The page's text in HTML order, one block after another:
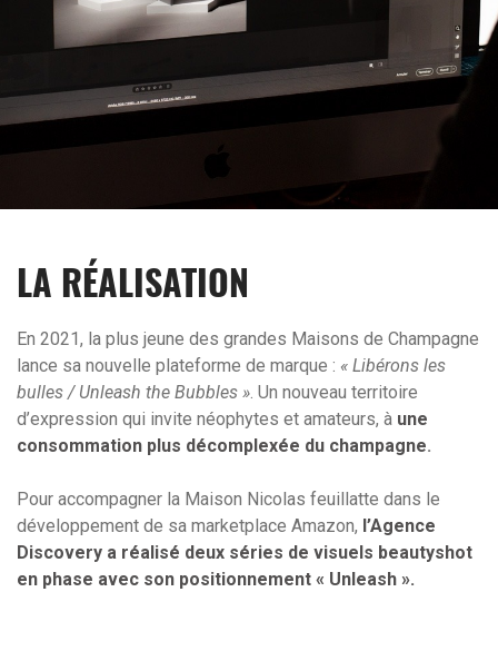
LA RÉALISATION
En 2021, la plus jeune des grandes Maisons de Champagne
lance sa nouvelle plateforme de marque : « Libérons les
bulles / Unleash the Bubbles » . Un nouveau territoire
d’expression qui invite néophytes et amateurs, à une
consommation plus décomplexée du champagne.
Pour accompagner la Maison Nicolas feuillatte dans le
développement de sa marketplace Amazon, l’Agence
Discovery a réalisé deux séries de visuels beautyshot
en phase avec son positionnement « Unleash ».